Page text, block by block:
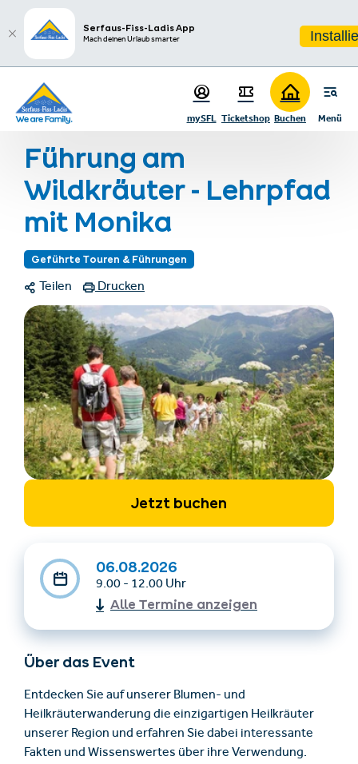
Serfaus-Fiss-Ladis App
Mach deinen Urlaub smarter
Zum Hauptinhalt springen
Zum Inhaltsverzeichnis springen
Zur Hauptnavigation springen
sr.table-of-contents
Infos & Highlights
Menü
mySFL Ticketshop Buchen
Deutsch
+43/5476/6239
Startseite
Event- & Erlebnisprogramm
Führung am Wildkräuter - Lehrpfad mit Monika
Führung am
Wildkräuter - Lehrpfad
mit Monika
Geführte Touren & Führungen
Teilen Drucken
Jetzt buchen
06.08.2026
9.00 - 12.00 Uhr
Alle Termine anzeigen
Über das Event
Entdecken Sie auf unserer Blumen- und
Heilkräuterwanderung die einzigartigen Heilkräuter
unserer Region und erfahren Sie dabei interessante
Fakten und Wissenswertes über ihre Verwendung.